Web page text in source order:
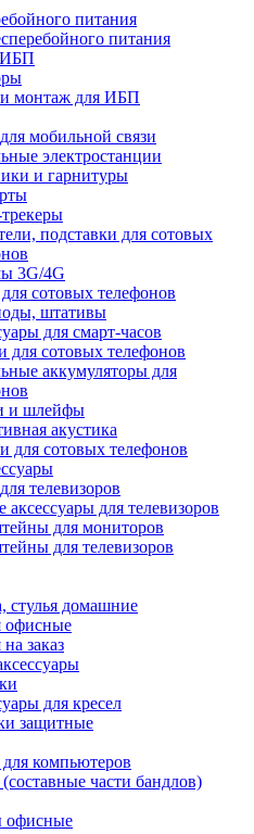
питания
питания
ИБП
монтаж для ИБП
мобильной связи
электростанции
и гарнитуры
подставки для сотовых
3G/4G
сотовых телефонов
штативы
для смарт-часов
для сотовых телефонов
аккумуляторы для
и шлейфы
акустика
для сотовых телефонов
телевизоров
аксессуары для телевизоров
для мониторов
для телевизоров
стулья домашние
офисные
заказ
для кресел
защитные
компьютеров
части бандлов)
офисные